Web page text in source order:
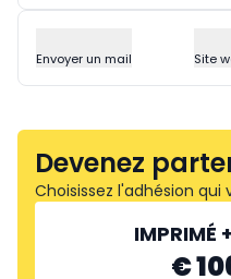
Envoyer un mail Site
Devenez
Choisissez l'adhésion qui
IMPRIMÉ
€